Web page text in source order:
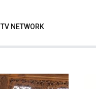
TV NETWORK